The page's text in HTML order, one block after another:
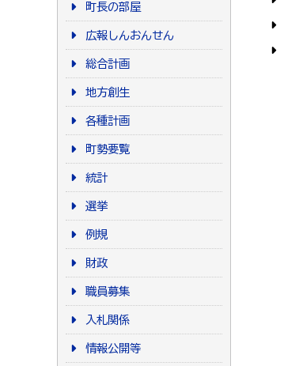
町長の部屋
広報しんおんせん
総合計画
地方創生
各種計画
町勢要覧
統計
選挙
例規
財政
職員募集
入札関係
情報公開等